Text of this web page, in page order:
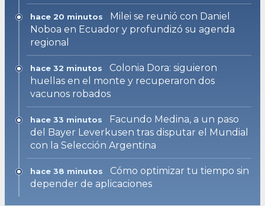
hace 20 minutos
Milei se reunió con Daniel
Noboa en Ecuador y profundizó su agenda
regional
hace 32 minutos
Colonia Dora: siguieron
huellas en el monte y recuperaron dos
vacunos robados
hace 33 minutos
Facundo Medina, a un paso
del Bayer Leverkusen tras disputar el Mundial
con la Selección Argentina
hace 38 minutos
Cómo optimizar tu tiempo sin
depender de aplicaciones